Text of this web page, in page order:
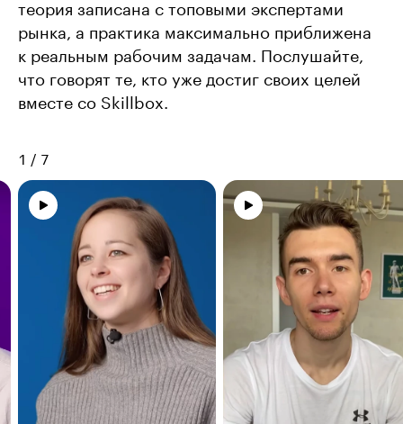
теория записана с топовыми экспертами
рынка, а практика максимально приближена
к реальным рабочим задачам. Послушайте,
что говорят те, кто уже достиг своих целей
вместе со Skillbox.
1 / 7